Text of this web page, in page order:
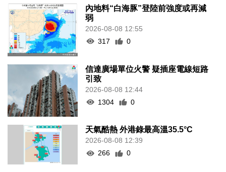
內地料“白海豚”登陸前強度或再減
弱
2026-08-08 12:55
317
0
信達廣場單位火警 疑插座電線短路
引致
2026-08-08 12:44
1304
0
天氣酷熱 外港錄最高溫35.5°C
2026-08-08 12:39
266
0